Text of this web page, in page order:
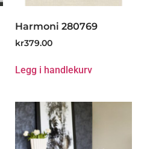
Harmoni 280769
kr379.00
Legg i handlekurv